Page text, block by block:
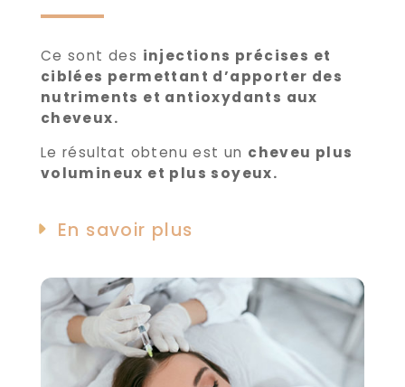
Ce sont des injections précises et
ciblées permettant d’apporter des
nutriments et antioxydants aux
cheveux.
Le résultat obtenu est un cheveu plus
volumineux et plus soyeux.
En savoir plus